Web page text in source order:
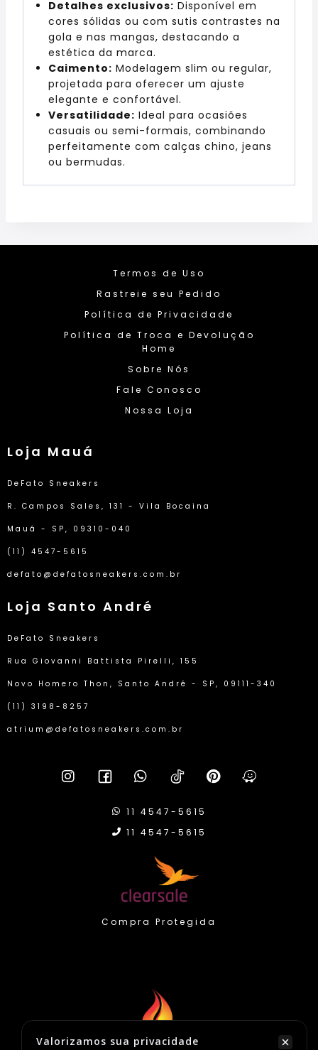
Valorizamos sua privacidade
Detalhes exclusivos: Disponível em
cores sólidas ou com sutis contrastes na
gola e nas mangas, destacando a
estética da marca.
Caimento: Modelagem slim ou regular,
projetada para oferecer um ajuste
elegante e confortável.
Versatilidade: Ideal para ocasiões
casuais ou semi-formais, combinando
perfeitamente com calças chino, jeans
ou bermudas.
Termos de Uso
Rastreie seu Pedido
Política de Privacidade
Política de Troca e Devolução
Home
Sobre Nós
Fale Conosco
Nossa Loja
Loja Mauá
DeFato Sneakers
R. Campos Sales, 131 - Vila Bocaina
Mauá - SP, 09310-040
(11) 4547-5615
defato@defatosneakers.com.br
Loja Santo André
DeFato Sneakers
Rua Giovanni Battista Pirelli, 155
Novo Homero Thon, Santo André - SP, 09111-340
(11) 3198-8257
atrium@defatosneakers.com.br
11 4547-5615
11 4547-5615
Compra Protegida